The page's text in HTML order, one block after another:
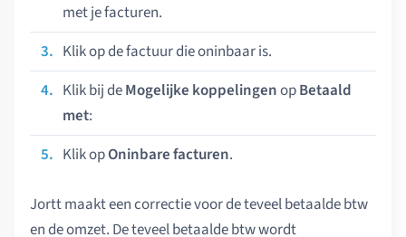
met je facturen.
Klik op de factuur die oninbaar is.
Klik bij deMogelijke koppelingenopBetaald
met:
Klik opOninbare facturen.
Jortt maakt een correctie voor de teveel betaalde btw
en de omzet. De teveel betaalde btw wordt